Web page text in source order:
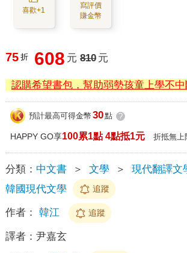
喜歡+1
寫評價
賺金幣
75 折 608 元 810 元
認購希望書包，幫助弱勢孩童上學不中
預計最高可得金幣 30點 ?
HAPPY GO享100累1點 4點抵1元 折抵無上
分類： 中文書 ＞ 文學 ＞ 現代翻譯文
韓國現代文學
追蹤
作者： 韓江 追蹤
譯者： 尹嘉玄